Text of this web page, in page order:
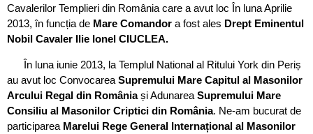
Cavalerilor Templieri din România care a avut loc În luna Aprilie
2013, în funcția de Mare Comandor a fost ales Drept Eminentul
Nobil Cavaler Ilie Ionel CIUCLEA.
În luna iunie 2013, la Templul National al Ritului York din Periș
au avut loc Convocarea Supremului Mare Capitul al Masonilor
Arcului Regal din Româniași Adunarea Supremului Mare
Consiliu al Masonilor Criptici din România. Ne-am bucurat de
participarea Marelui Rege General Internațional al Masonilor